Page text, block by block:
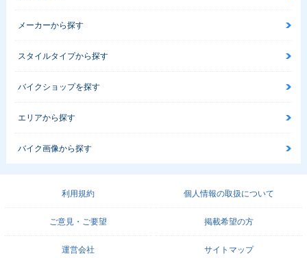
メーカーから探す
スタイルタイプから探す
バイクショップを探す
エリアから探す
バイク画像から探す
利用規約 個人情報の取扱について
ご意見・ご要望 掲載希望の方
運営会社 サイトマップ